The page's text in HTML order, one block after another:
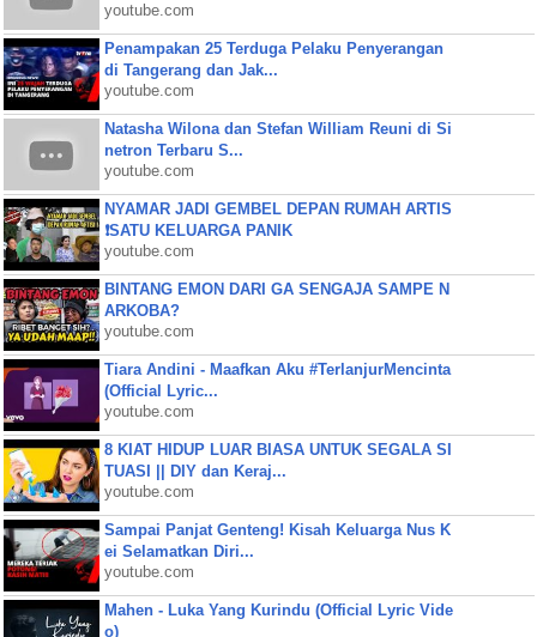
youtube.com
Penampakan 25 Terduga Pelaku Penyerangan
di Tangerang dan Jak...
youtube.com
Natasha Wilona dan Stefan William Reuni di Si
netron Terbaru S...
youtube.com
NYAMAR JADI GEMBEL DEPAN RUMAH ARTIS
❗SATU KELUARGA PANIK
youtube.com
BINTANG EMON DARI GA SENGAJA SAMPE N
ARKOBA?
youtube.com
Tiara Andini - Maafkan Aku #TerlanjurMencinta
(Official Lyric...
youtube.com
8 KIAT HIDUP LUAR BIASA UNTUK SEGALA SI
TUASI || DIY dan Keraj...
youtube.com
Sampai Panjat Genteng! Kisah Keluarga Nus K
ei Selamatkan Diri...
youtube.com
Mahen - Luka Yang Kurindu (Official Lyric Vide
o)